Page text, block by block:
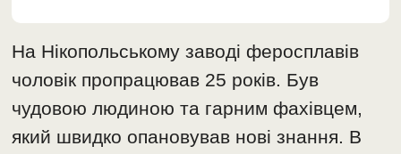
На Нікопольському заводі феросплавів
чоловік пропрацював 25 років. Був
чудовою людиною та гарним фахівцем,
який швидко опановував нові знання. В